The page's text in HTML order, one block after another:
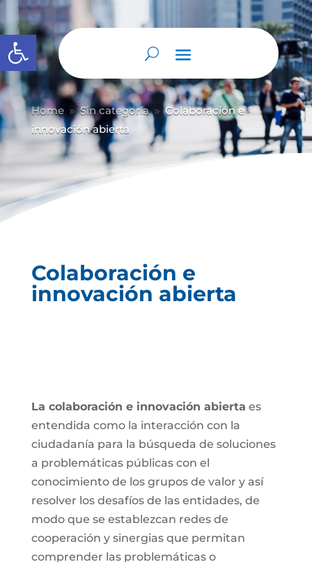
Abrir barra de herramientas
Home 9 Sin categoría 9 Colaboración e
innovación abierta
Colaboración e
innovación abierta
La colaboración e innovación abierta es
entendida como la interacción con la
ciudadanía para la búsqueda de soluciones
a problemáticas públicas con el
conocimiento de los grupos de valor y así
resolver los desafíos de las entidades, de
modo que se establezcan redes de
cooperación y sinergias que permitan
comprender las problemáticas o